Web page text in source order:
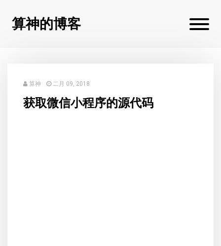
算神的博客
算神 二月 09, 2018
获取微信小程序的源代码